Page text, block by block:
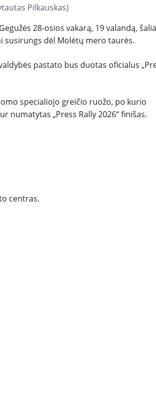
Pilkauskas)
28-osios vakarą, 19 valandą, šalia
susirungs dėl Molėtų mero taurės.
pastato bus duotas oficialus
specialiojo greičio ruožo, po kurio
numatytas „Press Rally 2026“ finišas.
centras.